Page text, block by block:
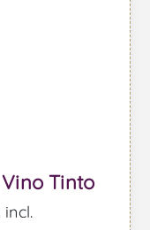
Tinto
incl.